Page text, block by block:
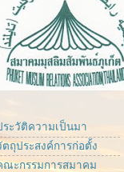
ระวัติความเป็นมา
ตถุประสงค์การก่อตั้ง
ณะกรรมการสมาคม